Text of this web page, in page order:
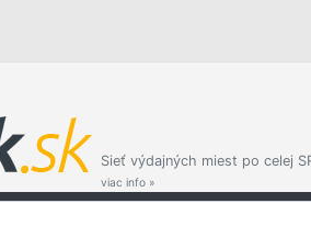
Sieť výdajných miest po celej
viac info »